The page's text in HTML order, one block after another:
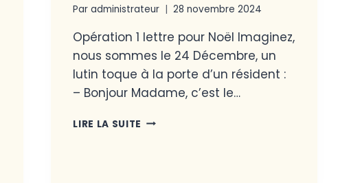
Par administrateur 28 novembre 2024
Opération 1 lettre pour Noël Imaginez,
nous sommes le 24 Décembre, un
lutin toque à la porte d’un résident :
– Bonjour Madame, c’est le…
LIRE LA SUITE